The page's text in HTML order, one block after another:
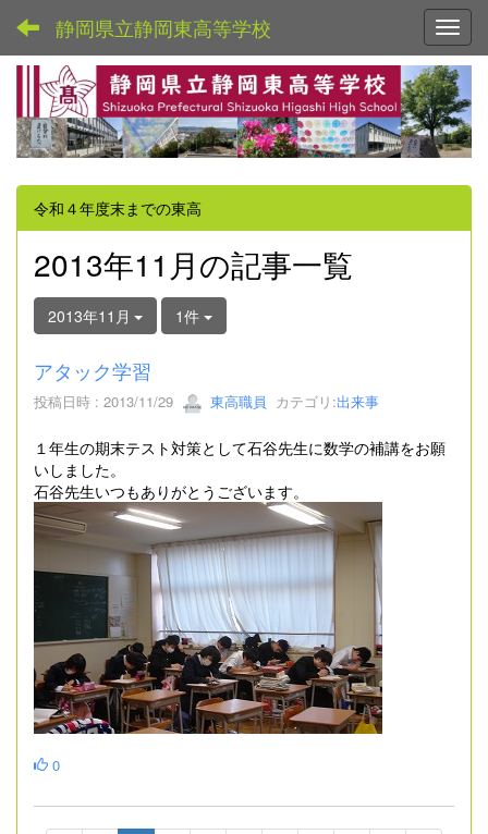
静岡県立静岡東高等学校
令和４年度末までの東高
2013年11月の記事一覧
2013年11月 1件
アタック学習
投稿日時 : 2013/11/29 東高職員 カテゴリ:出来事
１年生の期末テスト対策として石谷先生に数学の補講をお願
いしました。
石谷先生いつもありがとうございます。
0